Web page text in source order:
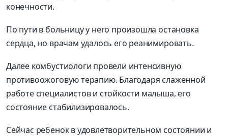
конечности.
По пути в больницу у него произошла остановка
сердца, но врачам удалось его реанимировать.
Далее комбустиологи провели интенсивную
противоожоговую терапию. Благодаря слаженной
работе специалистов и стойкости малыша, его
состояние стабилизировалось.
Сейчас ребенок в удовлетворительном состоянии и